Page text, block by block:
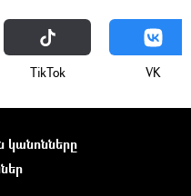
ТikТоk VK